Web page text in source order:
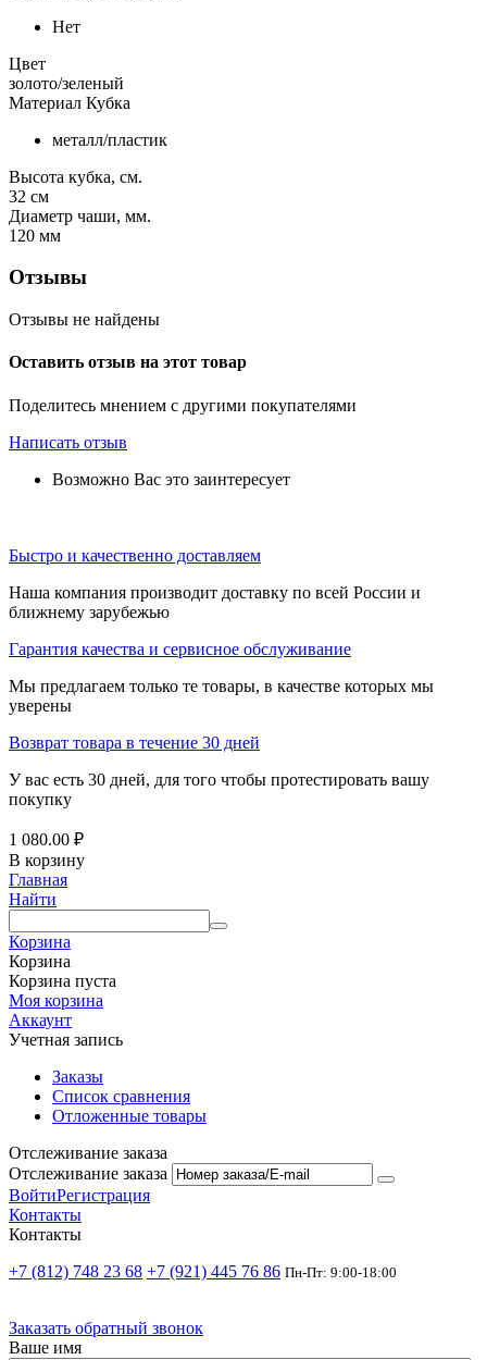
Нет
Цвет
золото/зеленый
Материал Кубка
металл/пластик
Высота кубка, см.
32 см
Диаметр чаши, мм.
120 мм
Отзывы
Отзывы не найдены
Оставить отзыв на этот товар
Поделитесь мнением с другими покупателями
Написать отзыв
Возможно Вас это заинтересует
Быстро и качественно доставляем
Наша компания производит доставку по всей России и
ближнему зарубежью
Гарантия качества и сервисное обслуживание
Мы предлагаем только те товары, в качестве которых мы
уверены
Возврат товара в течение 30 дней
У вас есть 30 дней, для того чтобы протестировать вашу
покупку
1 080.00 ₽
В корзину
Главная
Найти
Корзина
Корзина
Корзина пуста
Моя корзина
Аккаунт
Учетная запись
Заказы
Список сравнения
Отложенные товары
Отслеживание заказа
Отслеживание заказа
ВойтиРегистрация
Контакты
Контакты
+7 (812) 748 23 68 +7 (921) 445 76 86 Пн-Пт: 9:00-18:00
Заказать обратный звонок
Ваше имя